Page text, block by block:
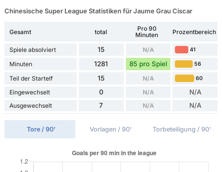
Chinesische Super League Statistiken für Jaume Grau Ciscar
Gesamt total
Pro 90
Minuten
Prozentbereich
Spiele absolviert 15 N/A 41
Minuten 1281 85 pro Spiel 56
Teil der Startelf 15 N/A 60
Eingewechselt 0 N/A N/A
Ausgewechselt 7 N/A N/A
Tore / 90' Vorlagen / 90' Torbeteiligung / 90'